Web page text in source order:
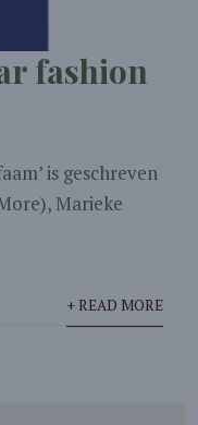
fashion
is geschreven
Marieke
+ READ MORE